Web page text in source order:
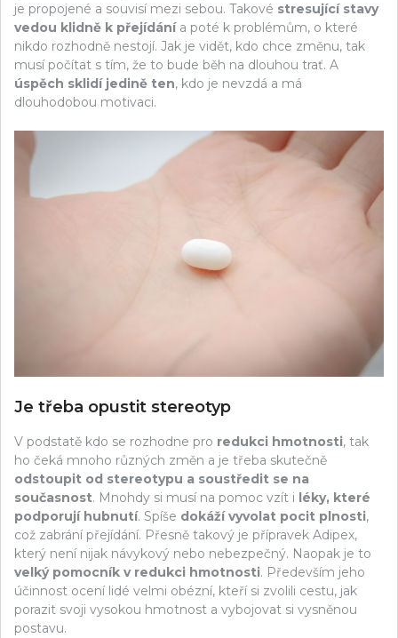
je propojené a souvisí mezi sebou. Takové stresující stavy
vedou klidně k přejídánía poté k problémům, o které
nikdo rozhodně nestojí. Jak je vidět, kdo chce změnu, tak
musí počítat s tím, že to bude běh na dlouhou trať. A
úspěch sklidí jedině ten, kdo je nevzdá a má
dlouhodobou motivaci.
Je třeba opustit stereotyp
V podstatě kdo se rozhodne pro redukci hmotnosti, tak
ho čeká mnoho různých změn a je třeba skutečně
odstoupit od stereotypu a soustředit se na
současnost. Mnohdy si musí na pomoc vzít i léky, které
podporují hubnutí. Spíše dokáží vyvolat pocit plnosti,
což zabrání přejídání. Přesně takový je přípravek Adipex,
který není nijak návykový nebo nebezpečný. Naopak je to
velký pomocník v redukci hmotnosti. Především jeho
účinnost ocení lidé velmi obézní, kteří si zvolili cestu, jak
porazit svoji vysokou hmotnost a vybojovat si vysněnou
postavu.